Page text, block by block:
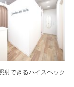
射できるハイスペック